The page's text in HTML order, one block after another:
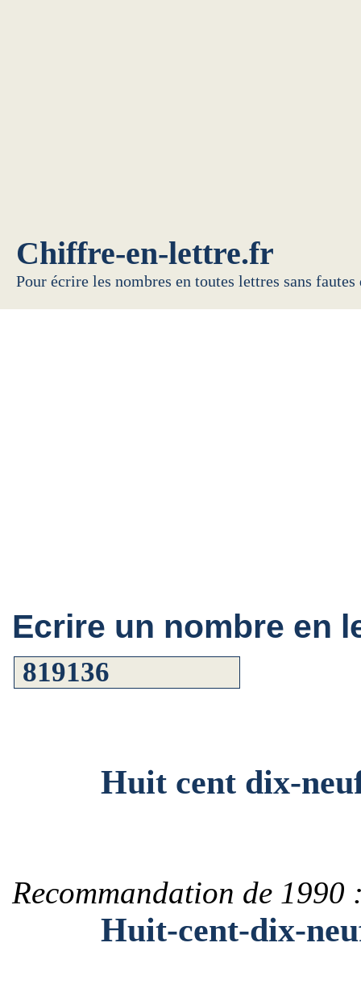
Chiffre-en-lettre.fr
Pour écrire les nombres en toutes lettres sans
Ecrire un nombre en
Huit cent dix-neuf
Recommandation de 1990
Huit-cent-dix-neuf-